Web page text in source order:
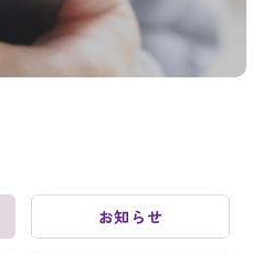
お知らせ